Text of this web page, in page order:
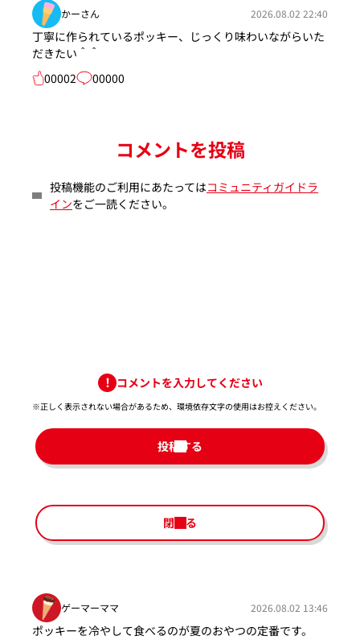
かーさん 2026.08.02 22:40
丁寧に作られているポッキー、じっくり味わいながらいた
だきたい＾＾
00002
00000
コメントを投稿
投稿機能のご利用にあたってはコミュニティガイドラ
インをご一読ください。
コメントを入力してください
※正しく表示されない場合があるため、環境依存文字の使用はお控えください。​
投稿する
閉じる
ゲーマーママ 2026.08.02 13:46
ポッキーを冷やして食べるのが夏のおやつの定番です。